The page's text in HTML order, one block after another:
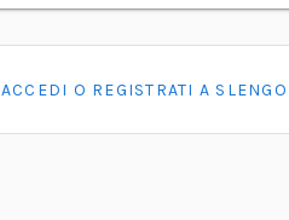
ACCEDI O REGISTRATI A SLENGO